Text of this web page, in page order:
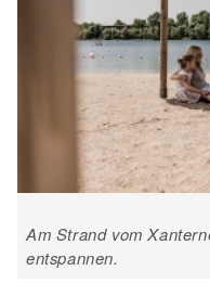
Am Strand vom
entspannen.